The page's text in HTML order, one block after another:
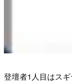
登壇者1人目はス